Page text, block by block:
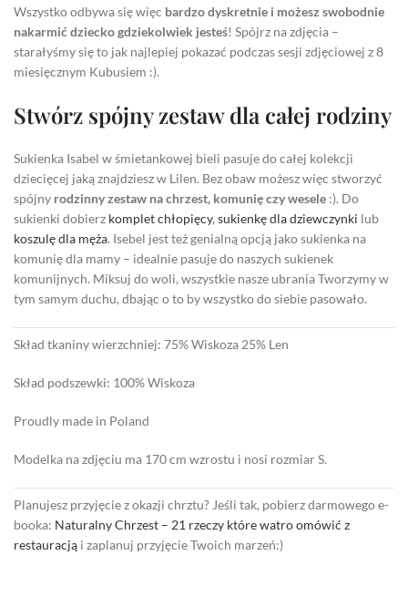
Wszystko odbywa się więc bardzo dyskretnie i możesz swobodnie
nakarmić dziecko gdziekolwiek jesteś! Spójrz na zdjęcia –
starałyśmy się to jak najlepiej pokazać podczas sesji zdjęciowej z 8
miesięcznym Kubusiem :).
Stwórz spójny zestaw dla całej rodziny
Sukienka Isabel w śmietankowej bieli pasuje do całej kolekcji
dziecięcej jaką znajdziesz w Lilen. Bez obaw możesz więc stworzyć
spójny rodzinny zestaw na chrzest, komunię czy wesele :). Do
sukienki dobierz komplet chłopięcy, sukienkę dla dziewczynki lub
koszulę dla męża. Isebel jest też genialną opcją jako sukienka na
komunię dla mamy – idealnie pasuje do naszych sukienek
komunijnych. Miksuj do woli, wszystkie nasze ubrania Tworzymy w
tym samym duchu, dbając o to by wszystko do siebie pasowało.
Skład tkaniny wierzchniej: 75% Wiskoza 25% Len
Skład podszewki: 100% Wiskoza
Proudly made in Poland
Modelka na zdjęciu ma 170 cm wzrostu i nosi rozmiar S.
Planujesz przyjęcie z okazji chrztu? Jeśli tak, pobierz darmowego e-
booka: Naturalny Chrzest – 21 rzeczy które watro omówić z
restauracją i zaplanuj przyjęcie Twoich marzeń:)